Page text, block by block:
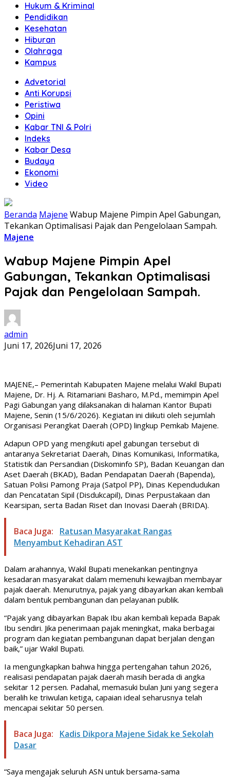
Hukum & Kriminal
Pendidikan
Kesehatan
Hiburan
Olahraga
Kampus
Advetorial
Anti Korupsi
Peristiwa
Opini
Kabar TNI & Polri
Indeks
Kabar Desa
Budaya
Ekonomi
Video
Beranda Majene Wabup Majene Pimpin Apel Gabungan,
Tekankan Optimalisasi Pajak dan Pengelolaan Sampah.
Majene
Wabup Majene Pimpin Apel
Gabungan, Tekankan Optimalisasi
Pajak dan Pengelolaan Sampah.
admin
Juni 17, 2026Juni 17, 2026
MAJENE,– Pemerintah Kabupaten Majene melalui Wakil Bupati
Majene, Dr. Hj. A. Ritamariani Basharo, M.Pd., memimpin Apel
Pagi Gabungan yang dilaksanakan di halaman Kantor Bupati
Majene, Senin (15/6/2026). Kegiatan ini diikuti oleh sejumlah
Organisasi Perangkat Daerah (OPD) lingkup Pemkab Majene.
Adapun OPD yang mengikuti apel gabungan tersebut di
antaranya Sekretariat Daerah, Dinas Komunikasi, Informatika,
Statistik dan Persandian (Diskominfo SP), Badan Keuangan dan
Aset Daerah (BKAD), Badan Pendapatan Daerah (Bapenda),
Satuan Polisi Pamong Praja (Satpol PP), Dinas Kependudukan
dan Pencatatan Sipil (Disdukcapil), Dinas Perpustakaan dan
Kearsipan, serta Badan Riset dan Inovasi Daerah (BRIDA).
Baca Juga:
Ratusan Masyarakat Rangas
Menyambut Kehadiran AST
Dalam arahannya, Wakil Bupati menekankan pentingnya
kesadaran masyarakat dalam memenuhi kewajiban membayar
pajak daerah. Menurutnya, pajak yang dibayarkan akan kembali
dalam bentuk pembangunan dan pelayanan publik.
“Pajak yang dibayarkan Bapak Ibu akan kembali kepada Bapak
Ibu sendiri. Jika penerimaan pajak meningkat, maka berbagai
program dan kegiatan pembangunan dapat berjalan dengan
baik,” ujar Wakil Bupati.
Ia mengungkapkan bahwa hingga pertengahan tahun 2026,
realisasi pendapatan pajak daerah masih berada di angka
sekitar 12 persen. Padahal, memasuki bulan Juni yang segera
beralih ke triwulan ketiga, capaian ideal seharusnya telah
mencapai sekitar 50 persen.
Baca Juga:
Kadis Dikpora Majene Sidak ke Sekolah
Dasar
“Saya mengajak seluruh ASN untuk bersama-sama